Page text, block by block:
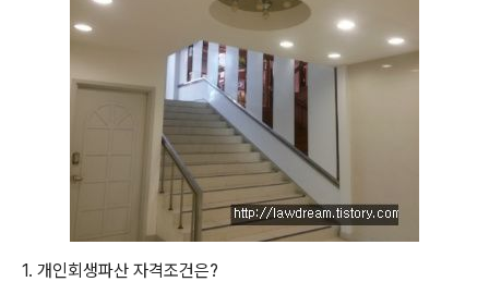
1. 개인회생파산 자격조건은?